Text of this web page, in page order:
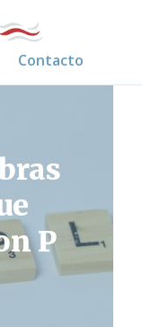
Contacto
P